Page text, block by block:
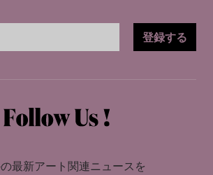
登録する
最新アート関連ニュースを